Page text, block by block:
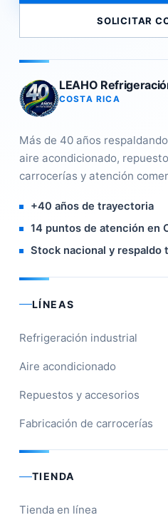
SOLICITAR
LEAHO
COSTA RICA
Más de 40 años
aire acondicionado,
carrocerías y atención
+40 años de trayectoria
14 puntos de atención en
Stock nacional y
LÍNEAS
Refrigeración industrial
Aire acondicionado
Repuestos y accesorios
Fabricación de carrocerías
TIENDA
Tienda en línea